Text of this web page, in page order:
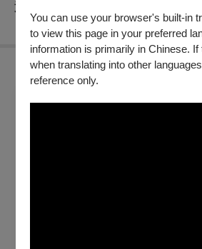
You can use your browser's built-in
to view this page in your preferred
information is primarily in Chinese. If
when translating into other
reference only.
退換須知
購買此節目的人，也買了...